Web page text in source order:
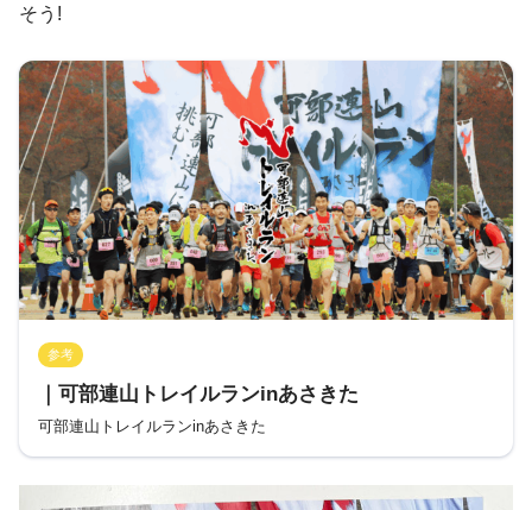
そう!
参考
｜可部連山トレイルランinあさきた
可部連山トレイルランinあさきた